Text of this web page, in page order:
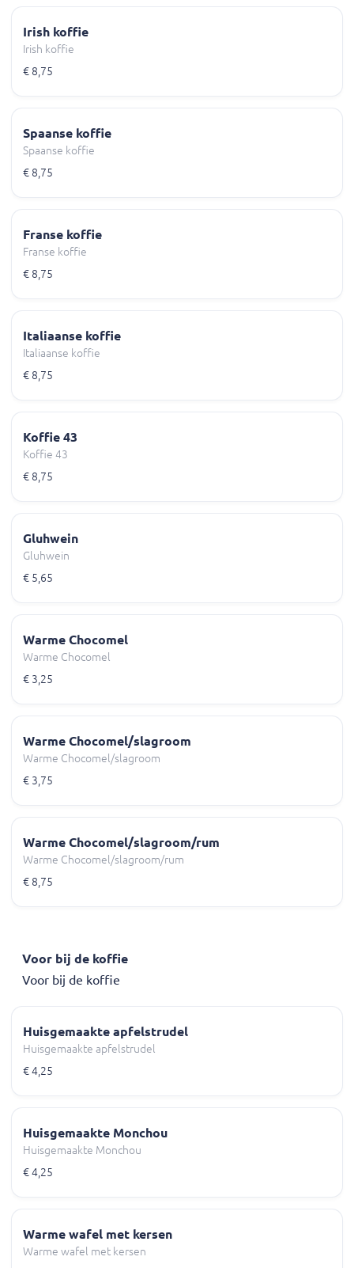
Irish koffie
Irish koffie
€ 8,75
Spaanse koffie
Spaanse koffie
€ 8,75
Franse koffie
Franse koffie
€ 8,75
Italiaanse koffie
Italiaanse koffie
€ 8,75
Koffie 43
Koffie 43
€ 8,75
Gluhwein
Gluhwein
€ 5,65
Warme Chocomel
Warme Chocomel
€ 3,25
Warme Chocomel/slagroom
Warme Chocomel/slagroom
€ 3,75
Warme Chocomel/slagroom/rum
Warme Chocomel/slagroom/rum
€ 8,75
Voor bij de koffie
Voor bij de koffie
Huisgemaakte apfelstrudel
Huisgemaakte apfelstrudel
€ 4,25
Huisgemaakte Monchou
Huisgemaakte Monchou
€ 4,25
Warme wafel met kersen
Warme wafel met kersen